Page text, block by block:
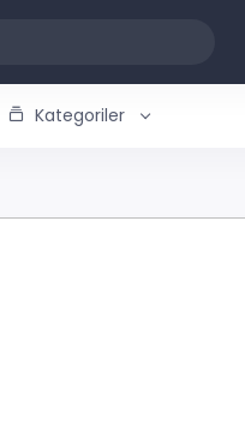
Kategoriler